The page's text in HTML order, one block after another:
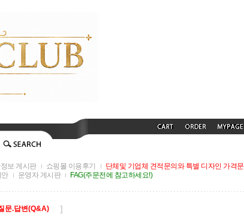
보 게시판 쇼핑몰 이용후기
단체및 기업체 견적문의와 특별 디자인 가격문
안 운영자 게시판 FAG(주문전에 참고하세요!)
문.답변(Q&A) ]